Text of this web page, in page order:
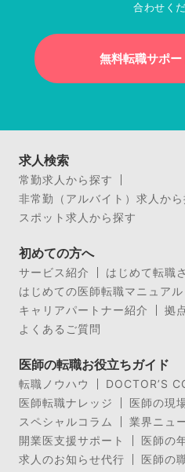
合わせくだ
無料転職サポ
求人検索
常勤求人から探す
非常勤（アルバイト）求人から
スポット求人から探す
初めての方へ
サービス紹介
はじめて転職
はじめての医師転職マニュアル
キャリアパートナー紹介
拠
よくあるご質問
医師の転職お役立ちガイド
転職ノウハウ
DOCTOR’S
医師転職ナレッジ
医師の現
スペシャルコラム
業界ニュ
開業医支援サポート
医師の
求人のお知らせ代行
医師の